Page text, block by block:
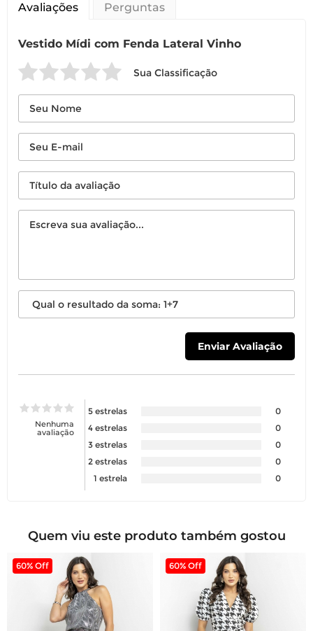
Avaliações Perguntas
Vestido Mídi com Fenda Lateral Vinho
Sua Classificação
Nenhuma
avaliação
5 estrelas
0
4 estrelas
0
3 estrelas
0
2 estrelas
0
1 estrela
0
Quem viu este produto também gostou
60% Off 60% Off